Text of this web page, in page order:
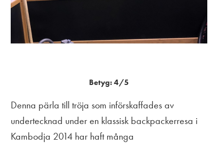
Betyg: 4/5
Denna pärla till tröja som införskaffades av
undertecknad under en klassisk backpackerresa i
Kambodja 2014 har haft många